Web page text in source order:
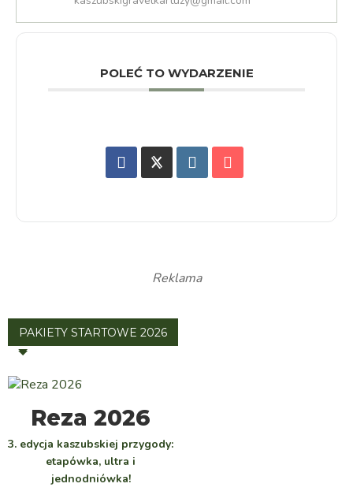
POLEĆ TO WYDARZENIE
Reklama
PAKIETY STARTOWE 2026
WYBIERZ
Reza 2026
3. edycja kaszubskiej przygody:
etapówka, ultra i
jednodniówka!